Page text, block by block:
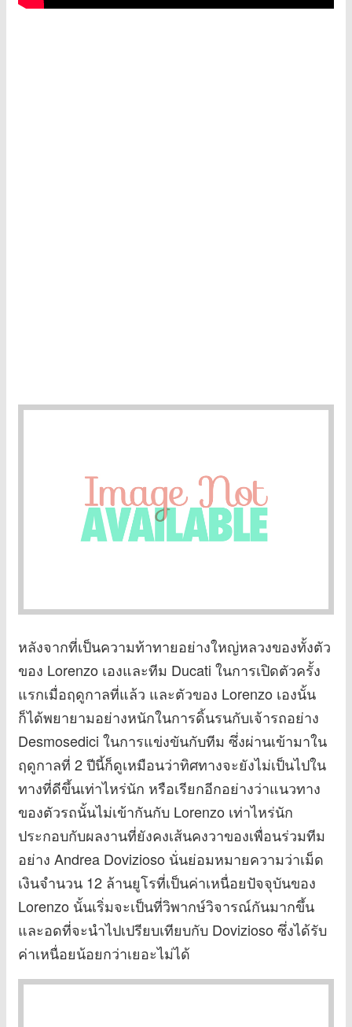
หลังจากที่เป็นความท้าทายอย่างใหญ่หลวงของทั้งตัว
ของ Lorenzo เองและทีม Ducati ในการเปิดตัวครั้ง
แรกเมื่อฤดูกาลที่แล้ว และตัวของ Lorenzo เองนั้น
ก็ได้พยายามอย่างหนักในการดิ้นรนกับเจ้ารถอย่าง
Desmosedici ในการแข่งขันกับทีม ซึ่งผ่านเข้ามาใน
ฤดูกาลที่ 2 ปีนี้ก็ดูเหมือนว่าทิศทางจะยังไม่เป็นไปใน
ทางที่ดีขึ้นเท่าไหร่นัก หรือเรียกอีกอย่างว่าแนวทาง
ของตัวรถนั้นไม่เข้ากันกับ Lorenzo เท่าไหร่นัก
ประกอบกับผลงานที่ยังคงเส้นคงวาของเพื่อนร่วมทีม
อย่าง Andrea Dovizioso นั่นย่อมหมายความว่าเม็ด
เงินจำนวน 12 ล้านยูโรที่เป็นค่าเหนื่อยปัจจุบันของ
Lorenzo นั้นเริ่มจะเป็นที่วิพากษ์วิจารณ์กันมากขึ้น
และอดที่จะนำไปเปรียบเทียบกับ Dovizioso ซึ่งได้รับ
ค่าเหนื่อยน้อยกว่าเยอะไม่ได้